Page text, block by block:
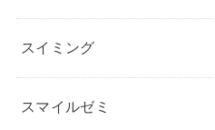
スイミング
スマイルゼミ